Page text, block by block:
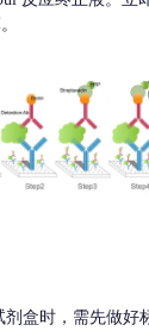
盒时，需先做好